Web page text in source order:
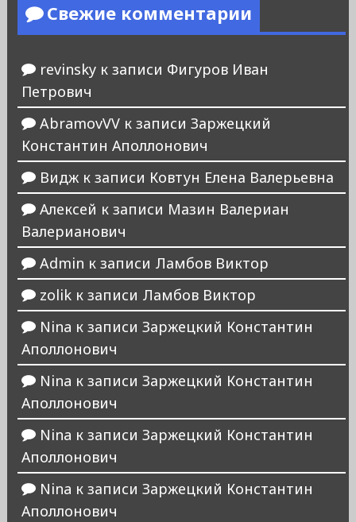
Свежие комментарии
revinskyк записи Фигуров Иван
Петрович
AbramovVVк записи Заржецкий
Константин Аполлонович
Виджк записи Ковтун Елена Валерьевна
Алексей к записи Мазин Валериан
Валерианович
Admin к записи Ламбов Виктор
zolikк записи Ламбов Виктор
Nina к записи Заржецкий Константин
Аполлонович
Nina к записи Заржецкий Константин
Аполлонович
Nina к записи Заржецкий Константин
Аполлонович
Nina к записи Заржецкий Константин
Аполлонович